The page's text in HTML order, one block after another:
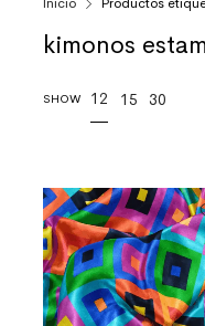
kimonos
SHOW 12 15 30